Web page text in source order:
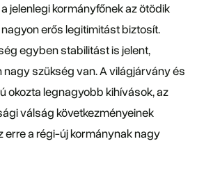
jelenlegi kormányfőnek az ötödik
erős legitimitást biztosít.
egyben stabilitást is jelent,
szükség van. A világjárvány és
okozta legnagyobb kihívások, az
válság következményeinek
erre a régi-új kormánynak nagy